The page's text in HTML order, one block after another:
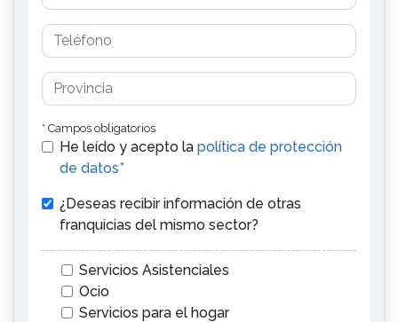
* Campos obligatorios
He leído y acepto la política de protección
de datos*
¿Deseas recibir información de otras
franquicias del mismo sector?
Servicios Asistenciales
Ocio
Servicios para el hogar